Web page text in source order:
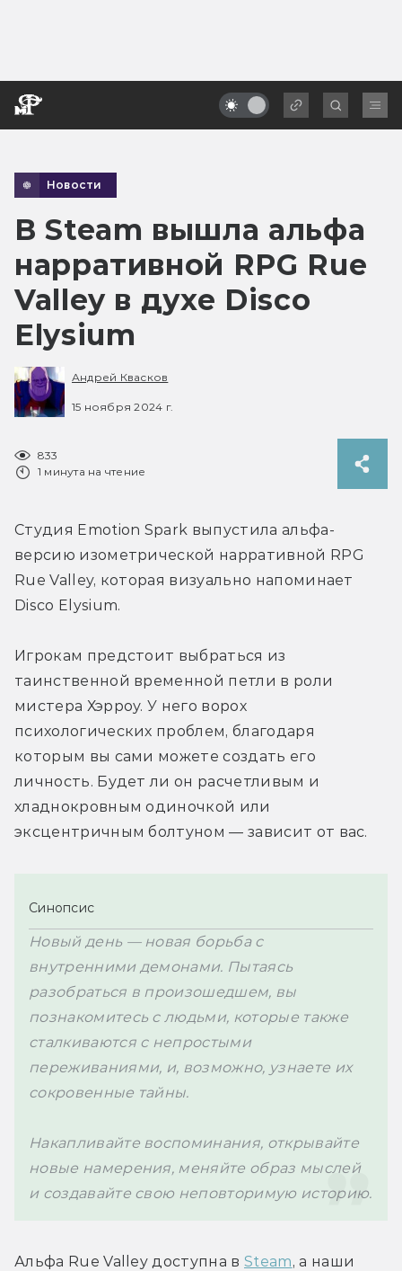
Новости
В Steam вышла альфа
нарративной RPG Rue
Valley в духе Disco
Elysium
Андрей Квасков
15 ноября 2024 г.
833
1 минута на чтение
Студия Emotion Spark выпустила альфа-
версию изометрической нарративной RPG
Rue Valley, которая визуально напоминает
Disco Elysium.
Игрокам предстоит выбраться из
таинственной временной петли в роли
мистера Хэрроу. У него ворох
психологических проблем, благодаря
которым вы сами можете создать его
личность. Будет ли он расчетливым и
хладнокровным одиночкой или
эксцентричным болтуном — зависит от вас.
Синопсис
Новый день — новая борьба с
внутренними демонами. Пытаясь
разобраться в произошедшем, вы
познакомитесь с людьми, которые также
сталкиваются с непростыми
переживаниями, и, возможно, узнаете их
сокровенные тайны.
Накапливайте воспоминания, открывайте
новые намерения, меняйте образ мыслей
и создавайте свою неповторимую историю.
Альфа Rue Valley доступна в Steam, а наши